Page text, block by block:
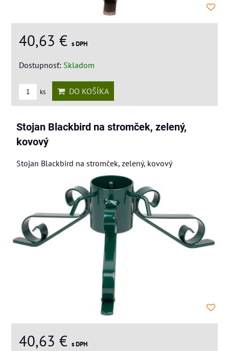
40,63 € s DPH
Dostupnosť: Skladom
ks DO KOŠÍKA
Stojan Blackbird na stromček, zelený,
kovový
Stojan Blackbird na stromček, zelený, kovový
40,63 € s DPH